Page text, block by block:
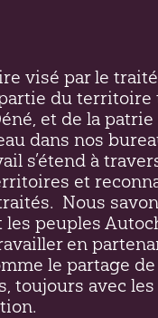
visé par le traité
du
et de la
dans nos
s’étend à
et
Nous
peuples
en
le partage
toujours avec